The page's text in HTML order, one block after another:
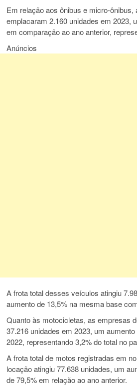
Em relação aos ônibus e micro-ônibus,
emplacaram 2.160 unidades em 2023,
em comparação ao ano anterior,
Anúncios
A frota total desses veículos atingiu
aumento de 13,5% na mesma base
Quanto às motocicletas, as empresas
37.216 unidades em 2023, um
2022, representando 3,2% do total no
A frota total de motos registradas em
locação atingiu 77.638 unidades, um
de 79,5% em relação ao ano anterior.